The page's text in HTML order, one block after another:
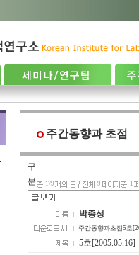
주간동향과 초점
구
분
179 9 1
박종성
주간동향과초점5호
5호[2005.05.16]